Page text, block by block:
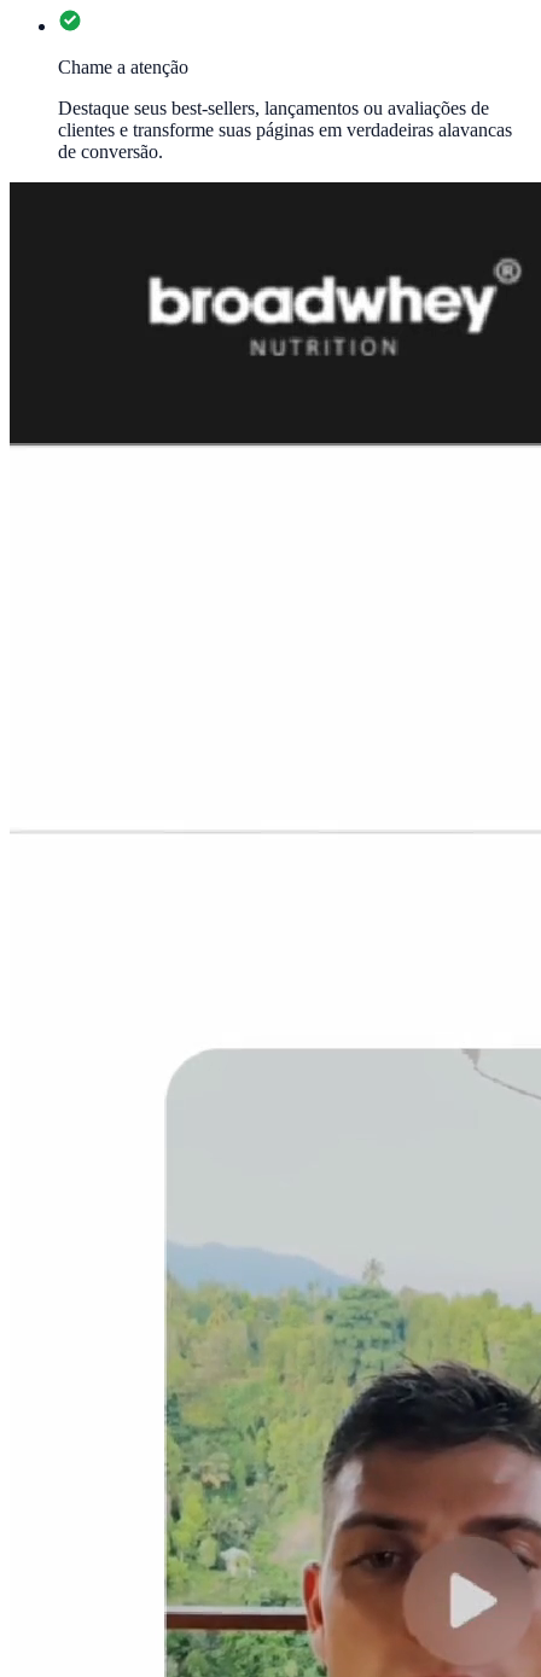
Chame a atenção
Destaque seus best-sellers, lançamentos ou avaliações de
clientes e transforme suas páginas em verdadeiras alavancas
de conversão.